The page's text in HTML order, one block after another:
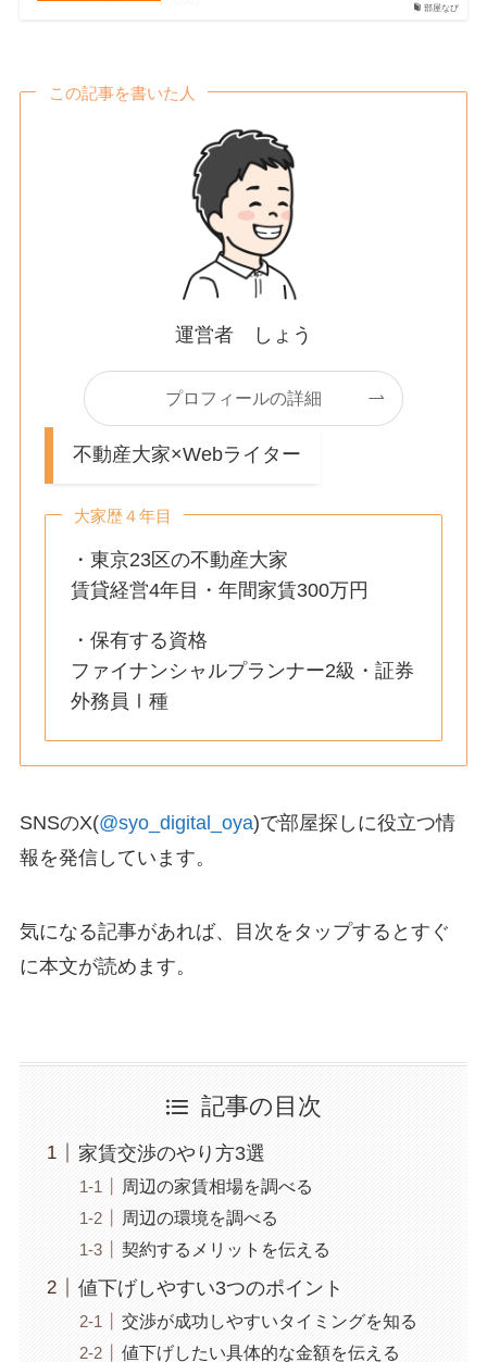
部屋なび
この記事を書いた人
運営者 しょう
プロフィールの詳細
不動産大家×Webライター
大家歴４年目
・東京23区の不動産大家
賃貸経営4年目・年間家賃300万円
・保有する資格
ファイナンシャルプランナー2級・証券
外務員Ⅰ種
SNSのX(@syo_digital_oya)で部屋探しに役立つ情
報を発信しています。
気になる記事があれば、目次をタップするとすぐ
に本文が読めます。
記事の目次
家賃交渉のやり方3選
周辺の家賃相場を調べる
周辺の環境を調べる
契約するメリットを伝える
値下げしやすい3つのポイント
交渉が成功しやすいタイミングを知る
値下げしたい具体的な金額を伝える